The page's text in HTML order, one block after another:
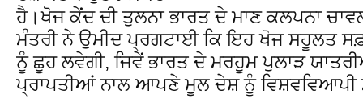
ਹੈ।ਖੋਜ ਕੇਂਦ ਦੀ ਤੁਲਨਾ ਭਾਰਤ ਦੇ ਮਾਣ ਕਲਪਨਾ
ਮੰਤਰੀ ਨੇ ਉਮੀਦ ਪ੍ਰਗਟਾਈ ਕਿ ਇਹ ਖੋਜ ਸਹੂਲਤ
ਨੂੰ ਛੂਹ ਲਵੇਗੀ, ਜਿਵੇਂ ਭਾਰਤ ਦੇ ਮਰਹੂਮ ਪੁਲਾੜ
ਪ੍ਰਾਪਤੀਆਂ ਨਾਲ ਆਪਣੇ ਮੂਲ ਦੇਸ਼ ਨੂੰ ਵਿਸ਼ਵਵਿਆਪੀ